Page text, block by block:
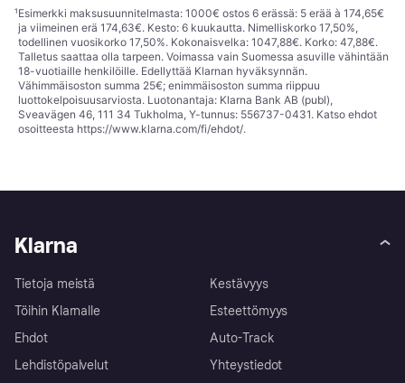
¹Esimerkki maksusuunnitelmasta: 1000€ ostos 6 erässä: 5 erää à 174,65€
ja viimeinen erä 174,63€. Kesto: 6 kuukautta. Nimelliskorko 17,50%,
todellinen vuosikorko 17,50%. Kokonaisvelka: 1047,88€. Korko: 47,88€.
Talletus saattaa olla tarpeen. Voimassa vain Suomessa asuville vähintään
18-vuotiaille henkilöille. Edellyttää Klarnan hyväksynnän.
Vähimmäisoston summa 25€; enimmäisoston summa riippuu
luottokelpoisuusarviosta. Luotonantaja: Klarna Bank AB (publ),
Sveavägen 46, 111 34 Tukholma, Y-tunnus: 556737-0431. Katso ehdot
osoitteesta https://www.klarna.com/fi/ehdot/.
Klarna
Tietoja meistä
Töihin Klarnalle
Ehdot
Lehdistöpalvelut
Kestävyys
Esteettömyys
Auto-Track
Yhteystiedot